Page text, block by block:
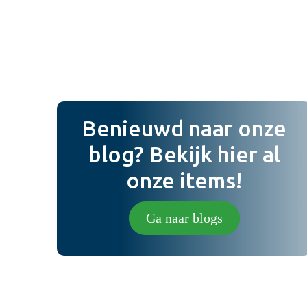
Benieuwd naar onze
blog? Bekijk hier al
onze items!
Ga naar blogs